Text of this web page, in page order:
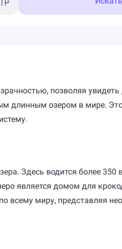
позволяя увидеть
длинным озером в мире.
Здесь водится более
является домом для
всему миру, представляя